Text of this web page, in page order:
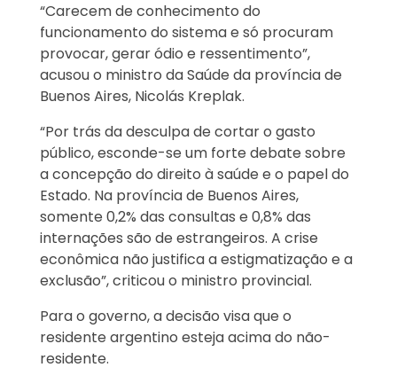
“Carecem de conhecimento do
funcionamento do sistema e só procuram
provocar, gerar ódio e ressentimento”,
acusou o ministro da Saúde da província de
Buenos Aires, Nicolás Kreplak.
“Por trás da desculpa de cortar o gasto
público, esconde-se um forte debate sobre
a concepção do direito à saúde e o papel do
Estado. Na província de Buenos Aires,
somente 0,2% das consultas e 0,8% das
internações são de estrangeiros. A crise
econômica não justifica a estigmatização e a
exclusão”, criticou o ministro provincial.
Para o governo, a decisão visa que o
residente argentino esteja acima do não-
residente.